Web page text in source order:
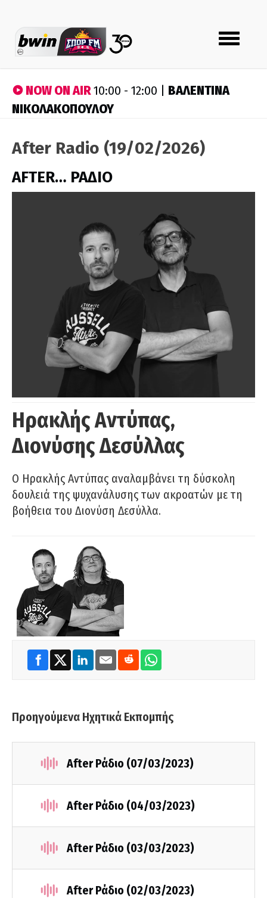
Toggle
navigation
NOW ON AIR10:00 - 12:00 | ΒΑΛΕΝΤΙΝΑ
ΝΙΚΟΛΑΚΟΠΟΥΛΟΥ
After Radio (19/02/2026)
AFTER… ΡΑΔΙΟ
Ηρακλής Αντύπας,
Διονύσης Δεσύλλας
Ο Ηρακλής Αντύπας αναλαμβάνει τη δύσκολη
δουλειά της ψυχανάλυσης των ακροατών με τη
βοήθεια του Διονύση Δεσύλλα.
Προηγούμενα Ηχητικά Εκπομπής
After Ράδιο (07/03/2023)
After Ράδιο (04/03/2023)
After Ράδιο (03/03/2023)
After Ράδιο (02/03/2023)